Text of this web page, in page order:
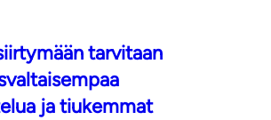
tarvitaan
ja tiukemmat